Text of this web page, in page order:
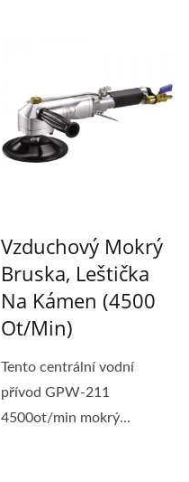
Vzduchový Mokrý
Bruska, Leštička
Na Kámen (4500
Ot/min)
Tento centrální vodní
přívod GPW-211
4500ot/min mokrý